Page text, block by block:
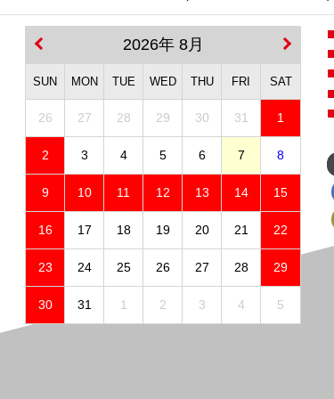
2026年 8月
SUN MON TUE WED THU FRI SAT
26 27 28 29 30 31 1
2 3 4 5 6 7 8
9 10 11 12 13 14 15
16 17 18 19 20 21 22
23 24 25 26 27 28 29
30 31 1 2 3 4 5